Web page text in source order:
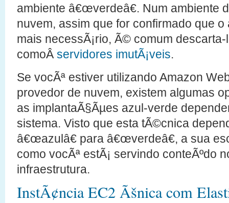
ambiente â€œverdeâ€. Num ambiente
nuvem, assim que for confirmado que
mais necessÃ¡rio, Ã© comum
comoÂ servidores imutÃ¡veis.
Se vocÃª estiver utilizando Amazon
provedor de nuvem, existem algumas
as implantaÃ§Ãµes azul-verde
sistema. Visto que esta tÃ©cnica
â€œazulâ€ para â€œverdeâ€, a sua
como vocÃª estÃ¡ servindo conteÃºdo
infraestrutura.
InstÃ¢ncia EC2 Ãšnica com